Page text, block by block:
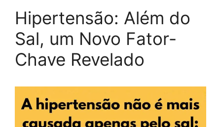
Hipertensão: Além do
Sal, um Novo Fator-
Chave Revelado